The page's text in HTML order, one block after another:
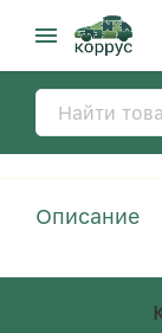
Описание